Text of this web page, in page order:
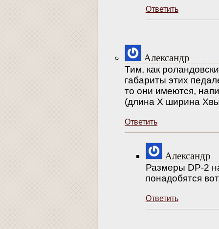
Ответить
Александр
Тим, как
габариты этих
то они имеются,
(длина Х ширина
Ответить
Александр
Размеры DP-2
понадобятся
Ответить